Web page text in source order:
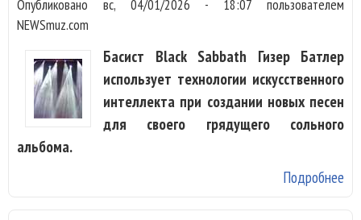
Опубликовано вс, 04/01/2026 - 18:07 пользователем
NEWSmuz.com
Басист Black Sabbath Гизер Батлер
использует технологии искусственного
интеллекта при создании новых песен
для своего грядущего сольного
альбома.
Подробнее